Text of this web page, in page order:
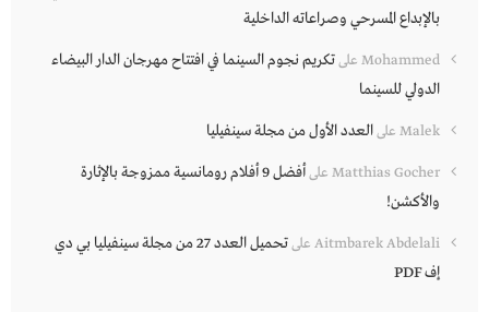
بالإبداع المسرحي وصراعاته الداخلية
Mohammed علىتكريم نجوم السينما في افتتاح مهرجان الدار البيضاء
الدولي للسينما
Malek علىالعدد الأول من مجلة سينفيليا
Matthias Gocher على
أفضل 9 أفلام رومانسية ممزوجة بالإثارة
والأكشن!
Aitmbarek Abdelali على
تحميل العدد 27 من مجلة سينفيليا بي دي
إف PDF